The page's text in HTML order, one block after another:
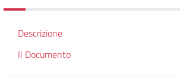
Descrizione
Il Documento